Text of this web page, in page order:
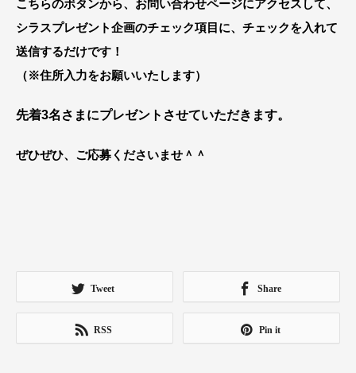
こちらのボタンから、お問い合わせページにアクセスして、
シラスプレゼント企画のチェック項目に、チェックを入れて
送信するだけです！
（※住所入力をお願いいたします）
先着3名さまにプレゼントさせていただきます。
ぜひぜひ、ご応募くださいませ＾＾
Tweet Share
RSS Pin it